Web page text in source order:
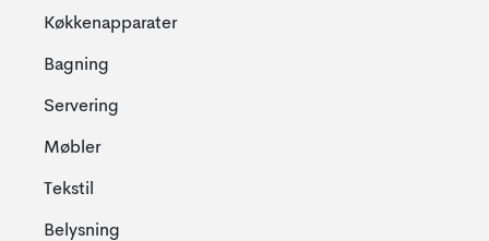
Køkkenapparater
Bagning
Servering
Møbler
Tekstil
Belysning